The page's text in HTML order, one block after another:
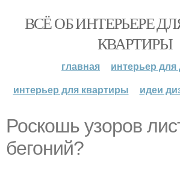
ВСЁ ОБ ИНТЕРЬЕРЕ
КВАРТИРЫ
главная
интерьер
интерьер для квартиры
идеи
Роскошь узоров
бегоний?